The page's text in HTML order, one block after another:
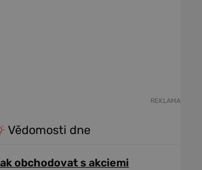
REKLAMA
Vědomosti dne
obchodovat s akciemi